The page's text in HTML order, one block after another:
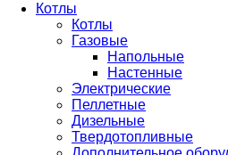
Котлы
Котлы
Газовые
Напольные
Настенные
Электрические
Пеллетные
Дизельные
Твердотопливные